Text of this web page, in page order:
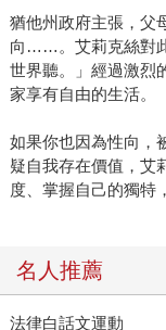
猶他州政府主張，父
向……。艾莉克絲對
世界聽。」經過激烈
家享有自由的生活。
如果你也因為性向，
疑自我存在價值，艾
度、掌握自己的獨特
名人推薦
法律白話文運動